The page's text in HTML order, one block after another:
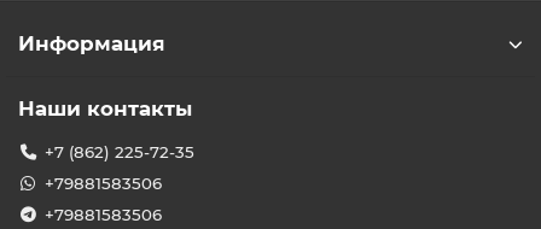
Информация
Наши контакты
+7 (862) 225-72-35
+79881583506
+79881583506